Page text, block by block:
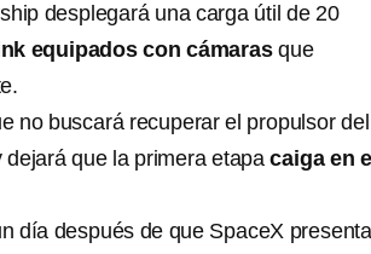
desplegará una carga útil de 20
equipados con cámarasque
no buscará recuperar el propulsor del
dejará que la primera etapacaiga en
día después de que SpaceX